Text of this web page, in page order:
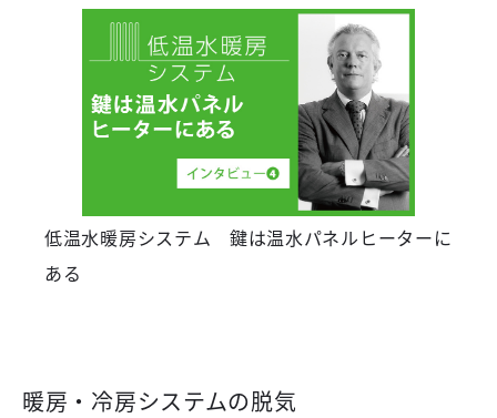
低温水暖房システム 鍵は温水パネルヒーターに
ある
暖房・冷房システムの脱気